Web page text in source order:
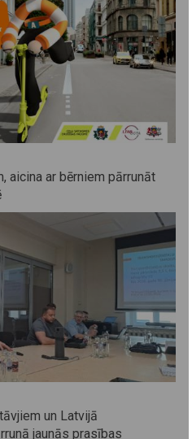
aicina ar bērniem pārrunāt
un Latvijā
jaunās prasības